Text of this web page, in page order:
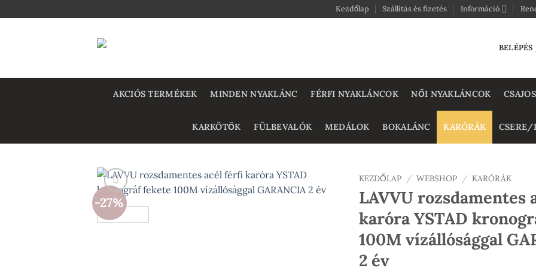
to
Kezdőlap Szállítás és fizetés Információ
AKCIÓS TERMÉKEK MINDEN NYAKLÁNC FÉRFI NYAKLÁNCOK NŐI NYAKLÁNCOK
KARKÖTŐK FÜLBEVALÓK MEDÁLOK BOKALÁNC KARÓRÁK CSERE/
-27%
KEZDŐLAP / WEBSHOP / KARÓRÁK
LAVVU rozsdamentes
karóra YSTAD
100M vízállósággal
2 év